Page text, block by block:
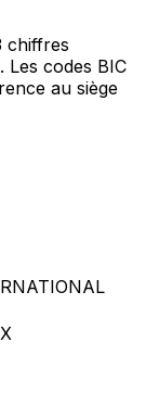
chiffres
codes BIC
au siège